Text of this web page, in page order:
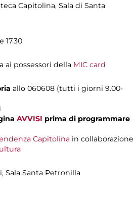
Capitolina, Sala di Santa
17.30
ai possessori della MIC card
allo 060608 (tutti i giorni 9.00-
AVVISI prima di programmare
Capitolina in collaborazione
Sala Santa Petronilla